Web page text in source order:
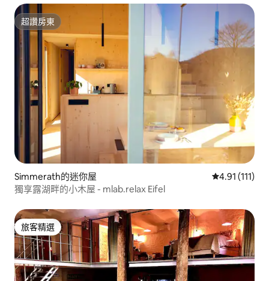
超讚房東
超讚房東
Simmerath的迷你屋 從 111 則評價
4.91 (111)
獨享露湖畔的小木屋 - mlab.relax Eifel
旅客精選
旅客精選